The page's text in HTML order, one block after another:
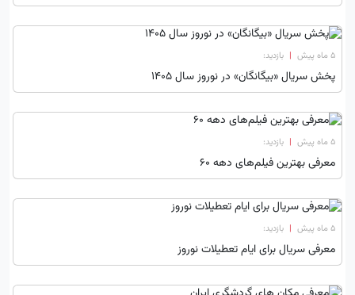
۵ ماه پیش | بازدید:
پخش سریال «بیگانگان» در نوروز سال ۱۴۰۵
۵ ماه پیش | بازدید:
معرفی بهترین فیلم‌های دهه ۶۰
۵ ماه پیش | بازدید:
معرفی سریال برای ایام تعطیلات نوروز